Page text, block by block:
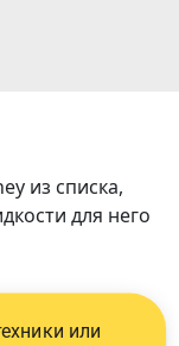
из списка,
для него
или